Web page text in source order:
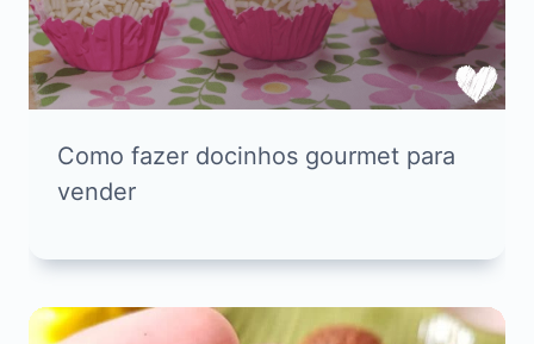
Como fazer docinhos gourmet para
vender